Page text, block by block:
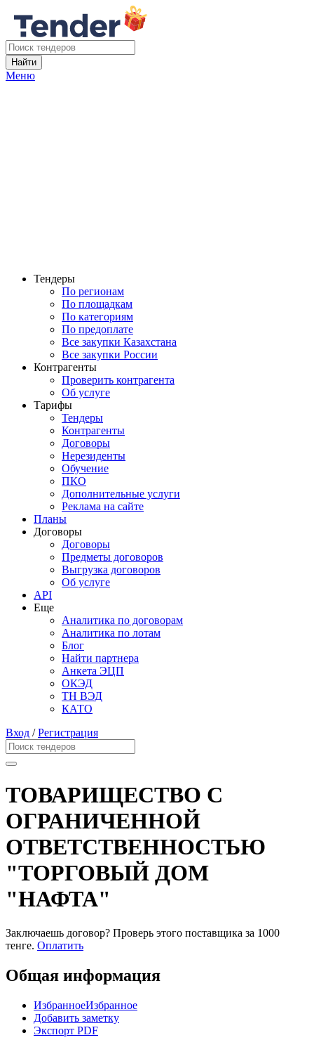
Найти
Меню
Тендеры
По регионам
По площадкам
По категориям
По предоплате
Все закупки Казахстана
Все закупки России
Контрагенты
Проверить контрагента
Об услуге
Тарифы
Тендеры
Контрагенты
Договоры
Нерезиденты
Обучение
ПКО
Дополнительные услуги
Реклама на сайте
Планы
Договоры
Договоры
Предметы договоров
Выгрузка договоров
Об услуге
API
Еще
Аналитика по договорам
Аналитика по лотам
Блог
Найти партнера
Анкета ЭЦП
ОКЭД
ТН ВЭД
КАТО
Вход /Регистрация
ТОВАРИЩЕСТВО С
ОГРАНИЧЕННОЙ
ОТВЕТСТВЕННОСТЬЮ
"ТОРГОВЫЙ ДОМ
"НАФТА"
Заключаешь договор? Проверь этого поставщика за 1000
тенге. Оплатить
Общая информация
ИзбранноеИзбранное
Добавить заметку
Экспорт PDF